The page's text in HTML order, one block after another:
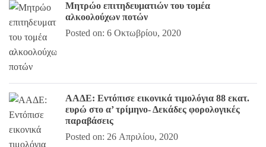
Μητρώο επιτηδευματιών του τομέα
αλκοολούχων ποτών
Posted on: 6 Οκτωβρίου, 2020
ΑΑΔΕ: Εντόπισε εικονικά τιμολόγια 88 εκατ.
ευρώ στο α’ τρίμηνο- Δεκάδες φορολογικές
παραβάσεις
Posted on: 26 Απριλίου, 2020